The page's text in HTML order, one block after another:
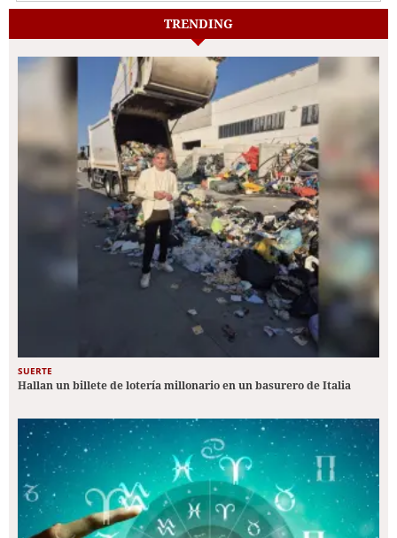
TRENDING
SUERTE
Hallan un billete de lotería millonario en un basurero de Italia